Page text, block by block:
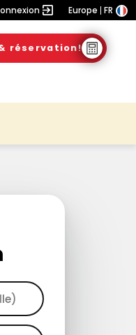
Europe FR
réservation!